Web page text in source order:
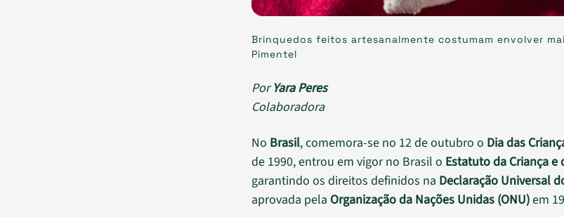
Brinquedos feitos artesanalmente costumam envolver
Pimentel
PorYara Peres
Colaboradora
No Brasil, comemora-se no 12 de outubro o Dia das
de 1990, entrou em vigor no Brasil o Estatuto da Criança e
garantindo os direitos definidos na Declaração Universal
aprovada pela Organização da Nações Unidas (ONU)em